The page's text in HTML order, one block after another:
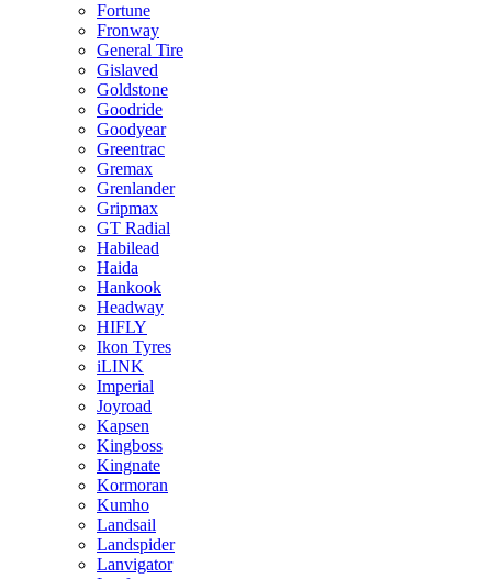
Fortune
Fronway
General Tire
Gislaved
Goldstone
Goodride
Goodyear
Greentrac
Gremax
Grenlander
Gripmax
GT Radial
Habilead
Haida
Hankook
Headway
HIFLY
Ikon Tyres
iLINK
Imperial
Joyroad
Kapsen
Kingboss
Kingnate
Kormoran
Kumho
Landsail
Landspider
Lanvigator